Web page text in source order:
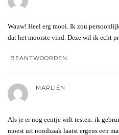
Wauw! Heel erg mooi. Ik zou
dat het mooiste vind. Deze wil ik echt
BEANTWOORDEN
MARLIEN
Als je er nog eentje wilt testen: ik
moest uit noodzaak laatst ergens een